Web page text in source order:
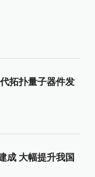
拓扑量子器件发
成 大幅提升我国